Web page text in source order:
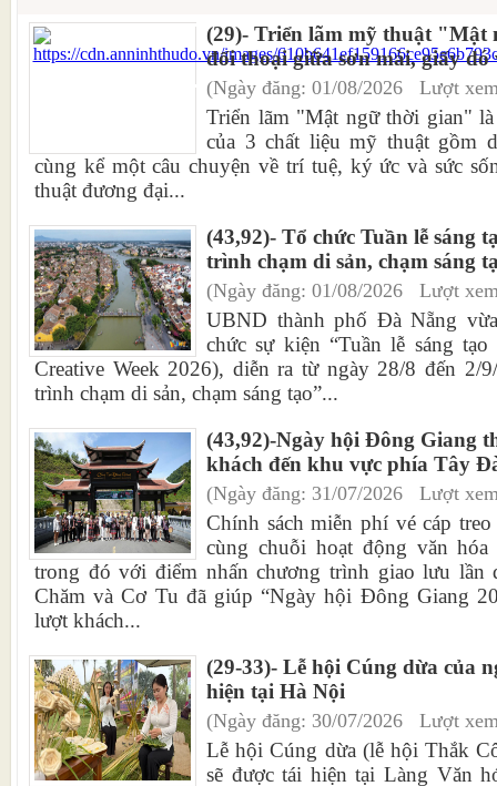
(29)- Triển lãm mỹ thuật "Mật
đối thoại giữa sơn mài, giấy dó
(Ngày đăng: 01/08/2026 Lượt
Triển lãm "Mật ngữ thời gian"
của 3 chất liệu mỹ thuật gồm
cùng kể một câu chuyện về trí tuệ, ký ức và sức
thuật đương đại...
(43,92)- Tổ chức Tuần lễ sáng
trình chạm di sản, chạm sáng
(Ngày đăng: 01/08/2026 Lượt
UBND thành phố Đà Nẵng
chức sự kiện “Tuần lễ sáng
Creative Week 2026), diễn ra từ ngày 28/8 đến 2/
trình chạm di sản, chạm sáng tạo”...
(43,92)-Ngày hội Đông Giang
khách đến khu vực phía Tây
(Ngày đăng: 31/07/2026 Lượt
Chính sách miễn phí vé cáp
cùng chuỗi hoạt động văn
trong đó với điểm nhấn chương trình giao lưu lần
Chăm và Cơ Tu đã giúp “Ngày hội Đông Giang
lượt khách...
(29-33)- Lễ hội Cúng dừa của
hiện tại Hà Nội
(Ngày đăng: 30/07/2026 Lượt
Lễ hội Cúng dừa (lễ hội Thắk
sẽ được tái hiện tại Làng Văn